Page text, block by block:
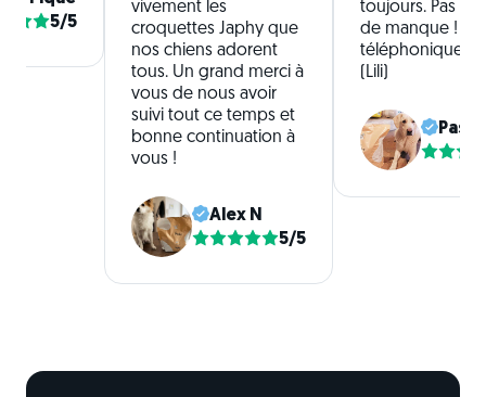
5/5
vivement les
croquettes Japhy que
nos chiens adorent
tous. Un grand merci à
vous de nous avoir
suivi tout ce temps et
bonne continuation à
vous !
Alex N
5/5
toujours. Pas de
de manque !
téléphonique
(Lili)